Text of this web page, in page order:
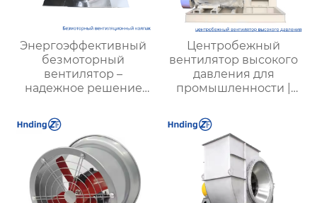
Энергоэффективный
безмоторный
вентилятор –
надежное решение
Центробежный
вентилятор высокого
давления для
промышленности |
эффективность,
надежность и
долговечность |
Купить вентиляцию
для металлургии,
химической и